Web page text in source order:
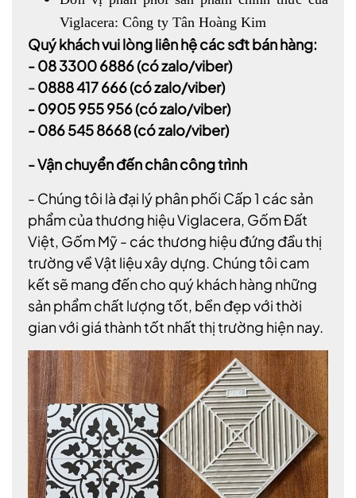
Viglacera: Công ty Tân Hoàng Kim
Quý khách vui lòng liên hệ các sđt bán hàng:
-08 3300 6886(có zalo/viber)
-0888 417 666(có zalo/viber)
-0905 955 956(có zalo/viber)
- 086 545 8668(có zalo/viber)
- Vận chuyển đến chân công trình
- Chúng tôi là đại lý phân phối Cấp 1 các sản
phẩm của thương hiệu Viglacera, Gốm Đất
Việt, Gốm Mỹ - các thương hiệu đứng đầu thị
trường về Vật liệu xây dựng. Chúng tôi cam
kết sẽ mang đến cho quý khách hàng những
sản phẩm chất lượng tốt, bền đẹp với thời
gian với giá thành tốt nhất thị trường hiện nay.